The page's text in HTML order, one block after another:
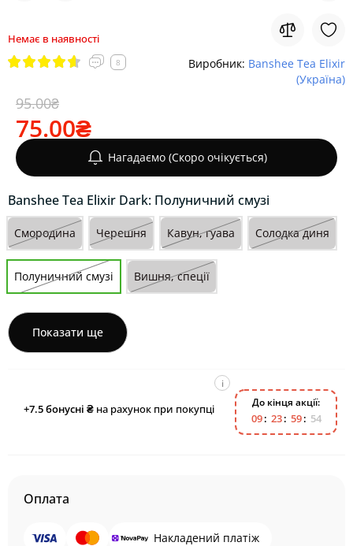
Немає в наявності
8 Виробник: Banshee Tea Elixir
(Україна)
95.00₴
75.00₴
Нагадаємо (Скоро очікується)
Banshee Tea Elixir Dark: Полуничний смузі
Смородина Черешня Кавун, гуава Солодка диня
Полуничний смузі Вишня, спеції
Показати ще
+7.5бонусні ₴ на рахунок при покупці
i
До кінця акції:
09 23 59 53
Оплата
Накладений платіж